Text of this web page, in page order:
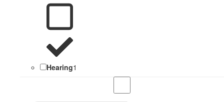
Hearing1